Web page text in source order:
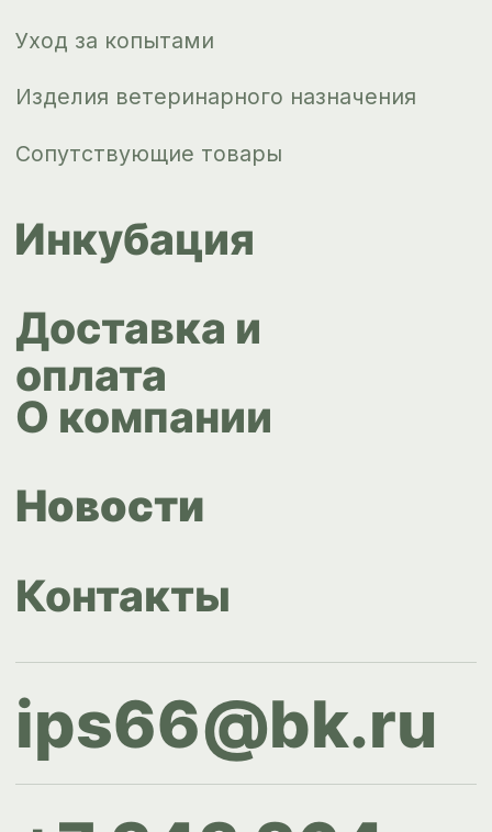
ips66@bk.ru
+7 343 264
Политика конфиденциальности
Согласие на обработку
персональных данных